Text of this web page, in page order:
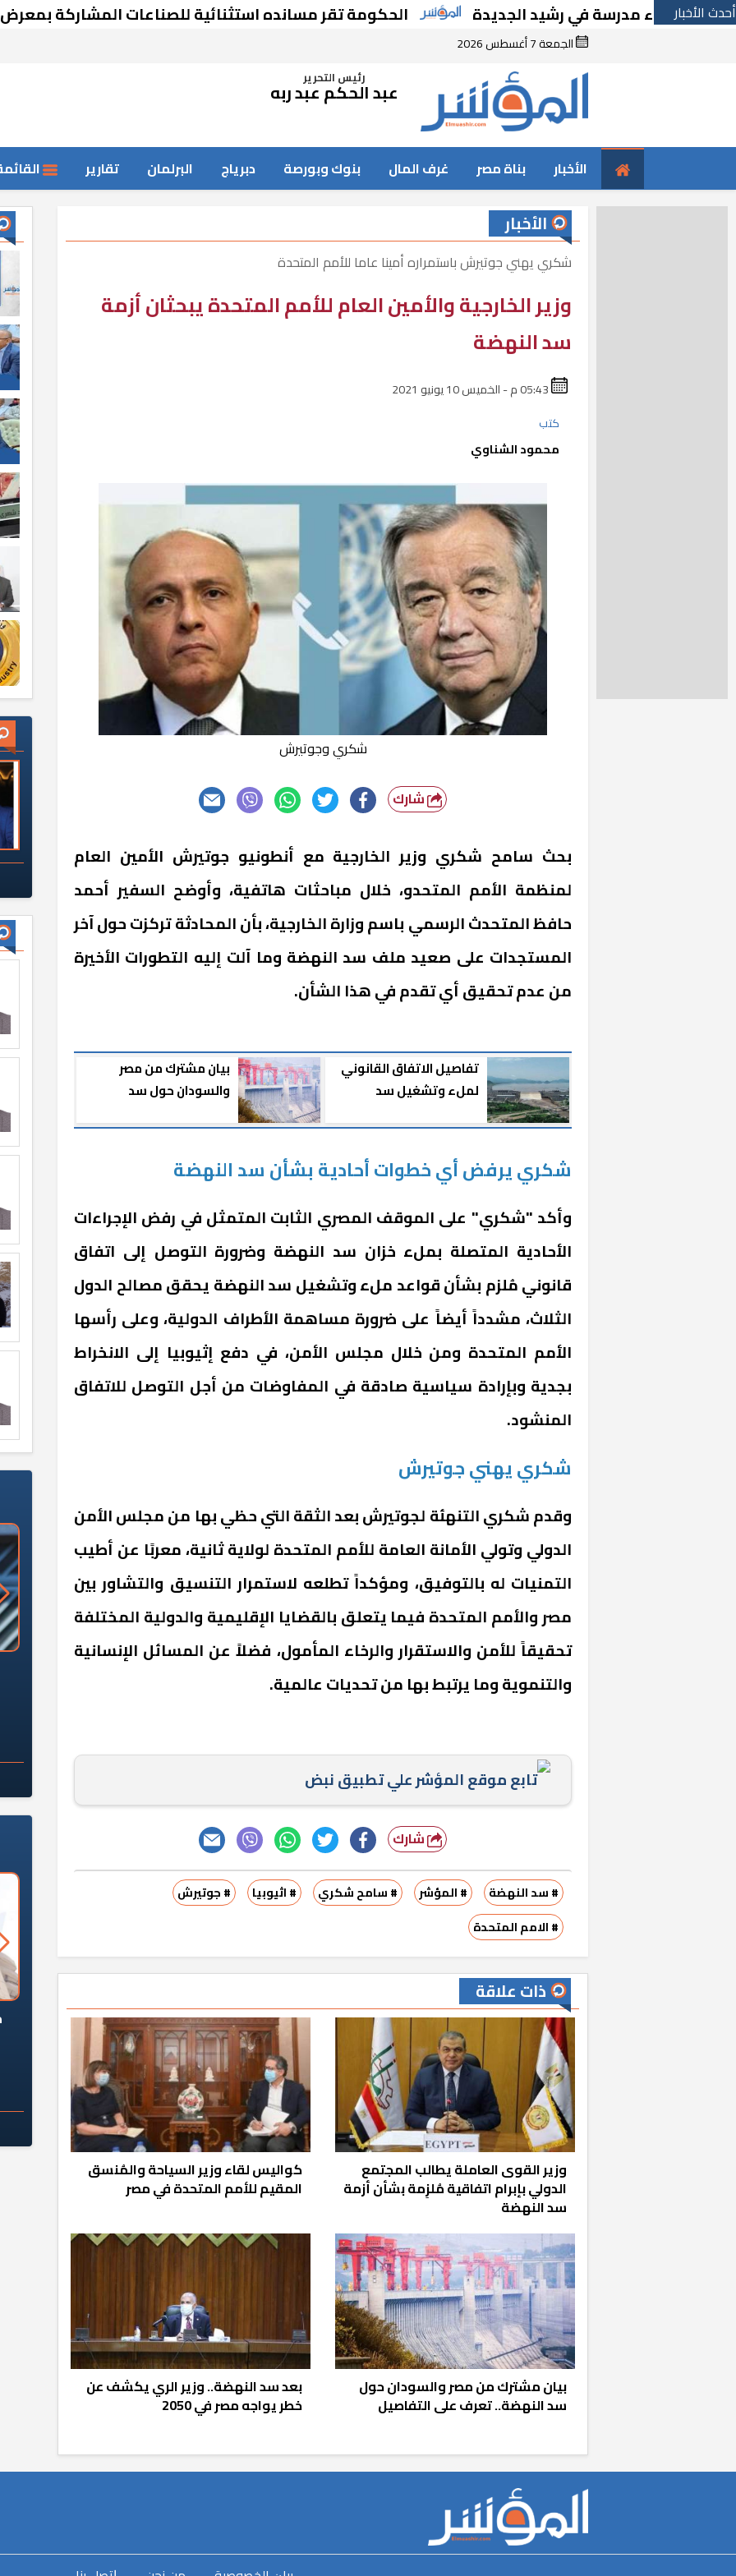
أحدث الأخبارمدرسة في رشيد الجديدة الحكومة تقر مسانده استثنائية للصناعات المشاركة بمعرض دمشق
الجمعة 7 أغسطس 2026
رئيس التحرير
عبد الحكم عبد ربه
الأخبار بناة مصر غرف المال بنوك وبورصة دبرياج البرلمان تقارير
الأخبار
شكري يهني جوتيرش باستمراره أمينا عاما للأمم المتحدة
وزير الخارجية والأمين العام للأمم المتحدة يبحثان أزمة
سد النهضة
كتب
محمود الشناوي
شكري وجوتيرش
شارك
بحث سامح شكري وزير الخارجية مع أنطونيو جوتيرش الأمين العام
لمنظمة الأمم المتحدو، خلال مباحثات هاتفية، وأوضح السفير أحمد
حافظ المتحدث الرسمي باسم وزارة الخارجية، بأن المحادثة تركزت حول آخر
المستجدات على صعيد ملف سد النهضة وما آلت إليه التطورات الأخيرة
من عدم تحقيق أي تقدم في هذا الشأن.
تفاصيل الاتفاق القانوني
لملء وتشغيل سد
بيان مشترك من مصر
والسودان حول سد
التفاصيل
شكري يرفض أي خطوات أحادية بشأن سد النهضة
وأكد "شكري" على الموقف المصري الثابت المتمثل في رفض الإجراءات
الأحادية المتصلة بملء خزان سد النهضة وضرورة التوصل إلى اتفاق
قانوني مُلزم بشأن قواعد ملء وتشغيل سد النهضة يحقق مصالح الدول
الثلاث، مشدداً أيضاً على ضرورة مساهمة الأطراف الدولية، وعلى رأسها
الأمم المتحدة ومن خلال مجلس الأمن، في دفع إثيوبيا إلى الانخراط
بجدية وبإرادة سياسية صادقة في المفاوضات من أجل التوصل للاتفاق
المنشود.
شكري يهني جوتيرش
وقدم شكري التنهئة لجوتيرش بعد الثقة التي حظي بها من مجلس الأمن
الدولي وتولي الأمانة العامة للأمم المتحدة لولاية ثانية، معربًا عن أطيب
التمنيات له بالتوفيق، ومؤكداً تطلعه لاستمرار التنسيق والتشاور بين
مصر والأمم المتحدة فيما يتعلق بالقضايا الإقليمية والدولية المختلفة
تحقيقاً للأمن والاستقرار والرخاء المأمول، فضلاً عن المسائل الإنسانية
والتنموية وما يرتبط بها من تحديات عالمية.
تابع موقع المؤشر علي تطبيق نبض
شارك
# سد النهضة # المؤشر # سامح شكري # اثيوبيا
# جوتيرش
# الامم المتحدة
ذات علاقة
وزير القوى العاملة يطالب المجتمع
الدولي بإبرام اتفاقية مُلزِمة بشأن أزمة
سد النهضة
كواليس لقاء وزير السياحة والمُنسق
المقيم للأمم المتحدة في مصر
بيان مشترك من مصر والسودان حول
سد النهضة.. تعرف على التفاصيل
بعد سد النهضة.. وزير الري يكشف عن
خطر يواجه مصر في 2050
«وزارة الآثار»: العُثور على 10 توابيت
خشبية بفناء مقبرة "باكي"
سلامة الغذاء: 285 ألف طن صادرات
«المؤشر» يطرح السؤال الصعب: هل
كان اختيار خريج معهد العاشر من
رمضان وزيرًا للإسكان قرارًا صائبًا؟
لماذا تخالف الشركات العقارية
تعليمات الرئيس السيسي؟